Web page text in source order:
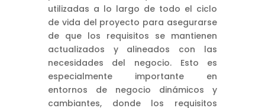
utilizadas a lo largo de todo el ciclo
de vida del proyecto para asegurarse
de que los requisitos se mantienen
actualizados y alineados con las
necesidades del negocio. Esto es
especialmente importante en
entornos de negocio dinámicos y
cambiantes, donde los requisitos